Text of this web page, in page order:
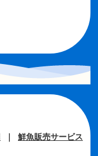
鮮魚販売サービス